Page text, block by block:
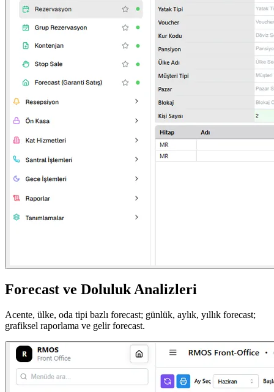
Forecast ve Doluluk Analizleri
Acente, ülke, oda tipi bazlı forecast; günlük, aylık, yıllık forecast;
grafiksel raporlama ve gelir forecast.